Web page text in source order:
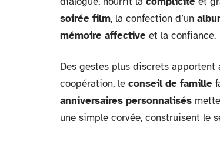
soirée film, la confection d’un
mémoire affective et la confiance.
Des gestes plus discrets apportent
coopération, le conseil de famille
anniversaires personnalisés
une simple corvée, construisent le